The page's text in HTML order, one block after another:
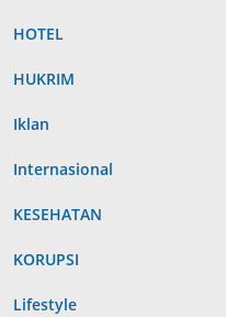
HOTEL
HUKRIM
Iklan
Internasional
KESEHATAN
KORUPSI
Lifestyle